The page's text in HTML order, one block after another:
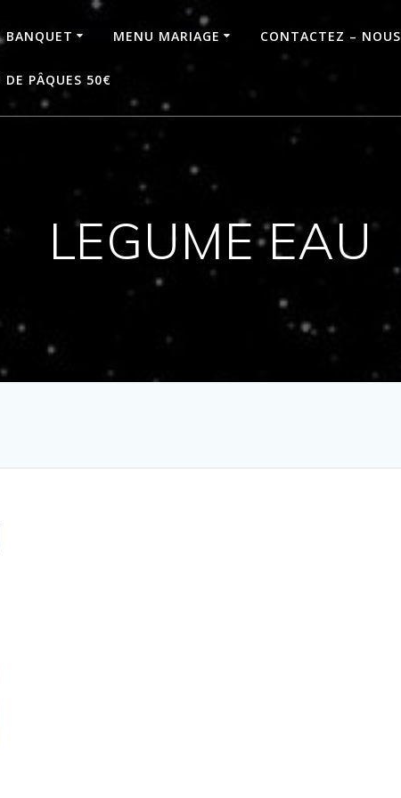
BANQUET MENU MARIAGE CONTACTEZ – NOUS
DE PÂQUES 50€
LEGUME EAU